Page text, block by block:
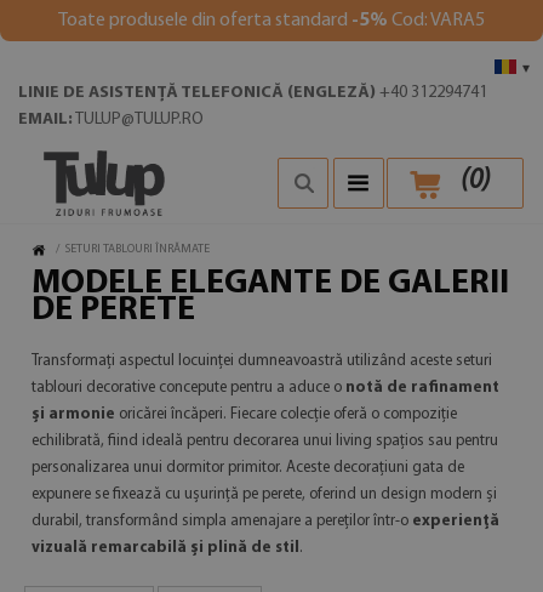
Toate produsele din oferta standard -5% Cod: VARA5
▾
LINIE DE ASISTENȚĂ TELEFONICĂ (ENGLEZĂ) +40 312294741
EMAIL: TULUP@TULUP.RO
(0)
/ SETURI TABLOURI ÎNRĂMATE
MODELE ELEGANTE DE GALERII
DE PERETE
Transformați aspectul locuinței dumneavoastră utilizând aceste seturi
tablouri decorative concepute pentru a aduce o notă de rafinament
și armonie oricărei încăperi. Fiecare colecție oferă o compoziție
echilibrată, fiind ideală pentru decorarea unui living spațios sau pentru
personalizarea unui dormitor primitor. Aceste decorațiuni gata de
expunere se fixează cu ușurință pe perete, oferind un design modern și
durabil, transformând simpla amenajare a pereților într-o experiență
vizuală remarcabilă și plină de stil .